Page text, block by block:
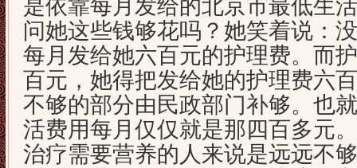
是依靠每月发给的北京市最低生
问她这些钱够花吗？她笑着说：
每月发给她六百元的护理费。而
百元，她得把发给她的护理费六
不够的部分由民政部门补够。也
活费用每月仅仅就是那四百多元
治疗需要营养的人来说是远远不